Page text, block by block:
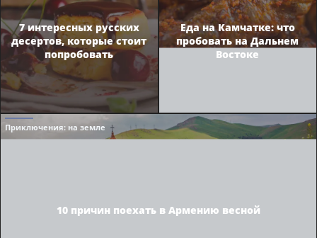
7 интересных русских
десертов, которые стоит
попробовать
Еда на Камчатке: что
пробовать на Дальнем
Востоке
Приключения: на земле
10 причин поехать в Армению весной